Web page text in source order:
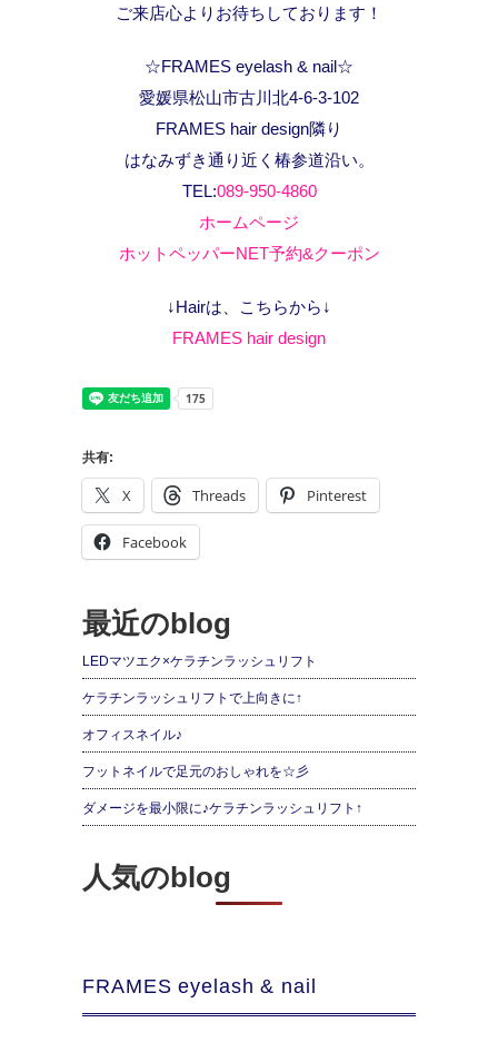
ご来店心よりお待ちしております！
☆FRAMES eyelash & nail☆
愛媛県松山市古川北4-6-3-102
FRAMES hair design隣り
はなみずき通り近く椿参道沿い。
TEL:089-950-4860
ホームページ
ホットペッパーNET予約&クーポン
↓Hairは、こちらから↓
FRAMES hair design
共有:
X Threads Pinterest
Facebook
最近のblog
LEDマツエク×ケラチンラッシュリフト
ケラチンラッシュリフトで上向きに↑
オフィスネイル♪
フットネイルで足元のおしゃれを☆彡
ダメージを最小限に♪ケラチンラッシュリフト↑
人気のblog
FRAMES eyelash & nail